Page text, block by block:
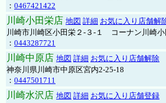
： 0467421422
川崎小田栄店 地図 詳細 お気に入り店舗解
川崎市川崎区小田栄２‐３‐１ コーナン川崎小
： 0443287721
川崎中原店 地図 詳細 お気に入り店舗解除
神奈川県川崎市中原区宮内2-25-18
： 0447501711
川崎水沢店 地図 詳細 お気に入り店舗登録